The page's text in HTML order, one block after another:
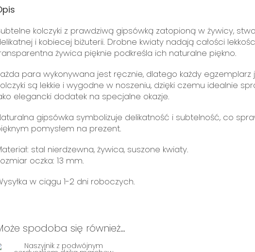
kolczyki z prawdziwą gipsówką zatopioną w żywicy,
i kobiecej biżuterii. Drobne kwiaty nadają całości
żywica pięknie podkreśla ich naturalne piękno.
para wykonywana jest ręcznie, dlatego każdy
są lekkie i wygodne w noszeniu, dzięki czemu idealnie
elegancki dodatek na specjalne okazje.
gipsówka symbolizuje delikatność i subtelność, co
pomysłem na prezent.
stal nierdzewna, żywica, suszone kwiaty.
oczka: 13 mm.
w ciągu 1-2 dni roboczych.
spodoba się również…